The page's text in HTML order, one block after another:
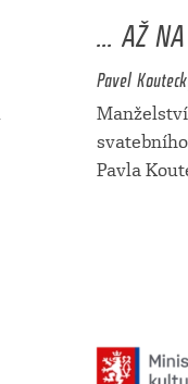
... AŽ
Pavel
Pavla